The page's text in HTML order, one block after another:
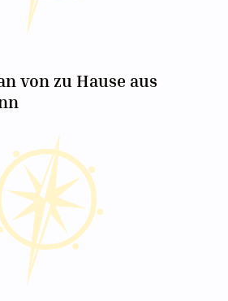
von zu Hause aus